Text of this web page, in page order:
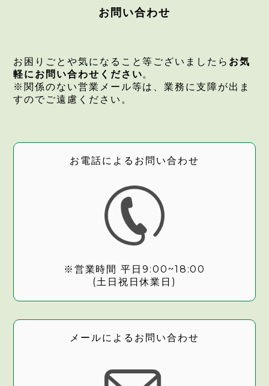
お問い合わせ
お困りごとや気になること等ございましたら お気
軽にお問い合わせください。
※関係のない営業メール等は、業務に支障が出ま
すのでご遠慮ください。
お電話によるお問い合わせ
※営業時間 平日9:00~18:00
(土日祝日休業日)
メールによるお問い合わせ